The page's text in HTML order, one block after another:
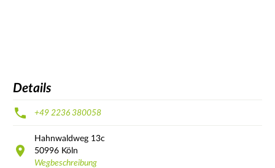
Details
+49 2236 380058
Hahnwaldweg 13c
50996 Köln
Wegbeschreibung